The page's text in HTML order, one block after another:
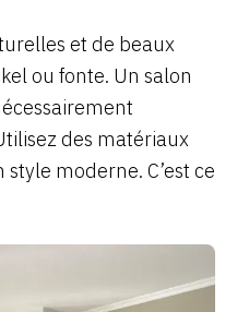
et de beaux
ou fonte. Un salon
des matériaux
moderne. C’est ce